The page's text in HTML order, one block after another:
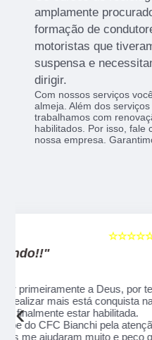
amplamente
formação de
motoristas que
suspensa e
dirigir.
Com nossos serviços
almeja. Além dos
trabalhamos com
habilitados. Por isso, fale
nossa empresa.
"Recomendo!!"
Um lugar muito bom,
público em geral.
em tudo, excelentes
‹